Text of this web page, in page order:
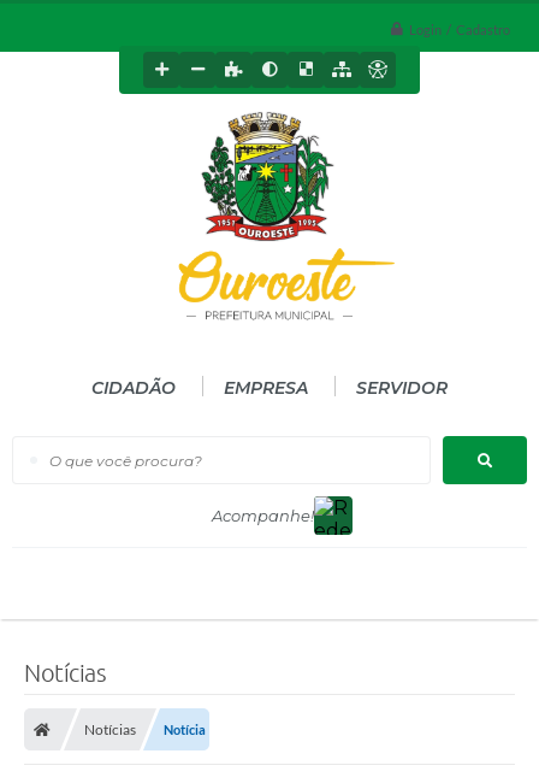
Login / Cadastro
O que você procura?
CIDADÃO EMPRESA SERVIDOR
Notícias
Notícias Notícia